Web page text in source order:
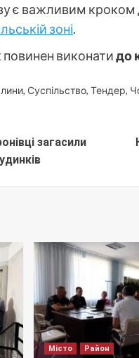
є важливим кроком
зоні.
виконатидо
, Суспільство, Тендер,
загасили
Місто Район